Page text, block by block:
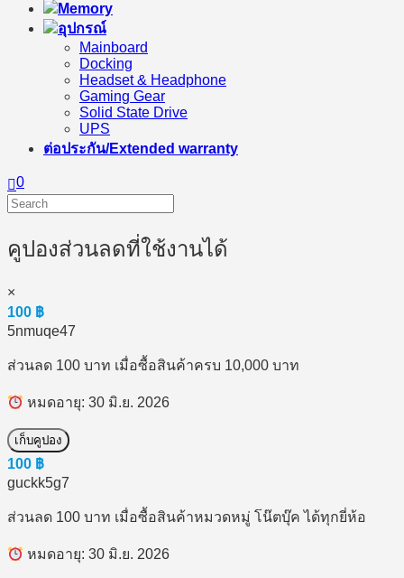
Memory
อุปกรณ์
Mainboard
Docking
Headset & Headphone
Gaming Gear
Solid State Drive
UPS
ต่อประกัน/Extended warranty
0
คูปองส่วนลดที่ใช้งานได้
×
100 ฿
5nmuqe47
ส่วนลด 100 บาท เมื่อซื้อสินค้าครบ 10,000 บาท
หมดอายุ: 30 มิ.ย. 2026
เก็บคูปอง
100 ฿
guckk5g7
ส่วนลด 100 บาท เมื่อซื้อสินค้าหมวดหมู่ โน๊ตบุ๊ค ได้ทุกยี่ห้อ
หมดอายุ: 30 มิ.ย. 2026